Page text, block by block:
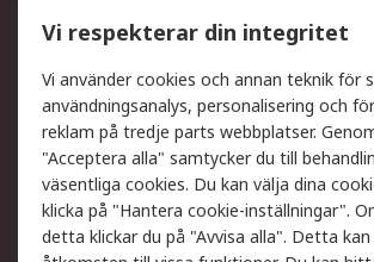
DesignSpark
Teknisk
Ditt lokala säljteam
Support
Få hjälp
Retur av
Leverans
Spåra
Begär en fakturakopi
Fördelar
Vi respekterar din integritet
Vi använder cookies och annan teknik för
användningsanalys, personalisering och
reklam på tredje parts webbplatser.
"Acceptera alla" samtycker du till
väsentliga cookies. Du kan välja dina
klicka på "Hantera cookie-inställningar".
detta klickar du på "Avvisa alla". Detta kan